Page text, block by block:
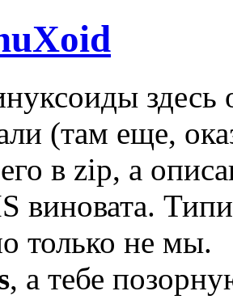
здесь
(там еще,
в zip, а
виновата.
только не мы.
, а тебе